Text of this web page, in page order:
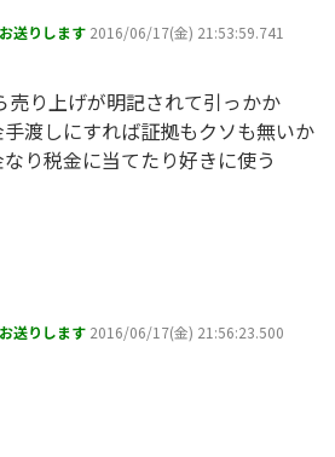
送りします 2016/06/17(金) 21:53:59.741
売り上げが明記されて引っかか
渡しにすれば証拠もクソも無いか
り税金に当てたり好きに使う
送りします 2016/06/17(金) 21:56:23.500